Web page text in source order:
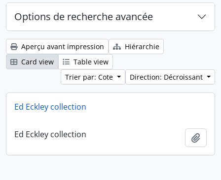
Options de recherche avancée
Aperçu avant impression
Hiérarchie
Card view
Table view
Trier par: Cote
Direction: Décroissant
Ed Eckley collection
Ed Eckley collection